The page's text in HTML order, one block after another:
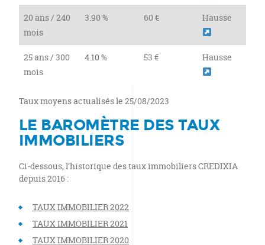
20 ans / 240
mois
3.90 % 60 € Hausse
25 ans / 300
mois
4.10 % 53 € Hausse
Taux moyens actualisés le 25/08/2023
LE BAROMÈTRE DES TAUX
IMMOBILIERS
Ci-dessous, l’historique des taux immobiliers CREDIXIA
depuis 2016 :
TAUX IMMOBILIER 2022
TAUX IMMOBILIER 2021
TAUX IMMOBILIER 2020